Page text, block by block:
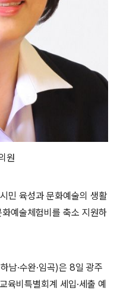
원
민 육성과 문화예술의 생활
예술체험비를 축소 지원하
남·수완·임곡)은 8일 광주
비특별회계 세입·세출 예